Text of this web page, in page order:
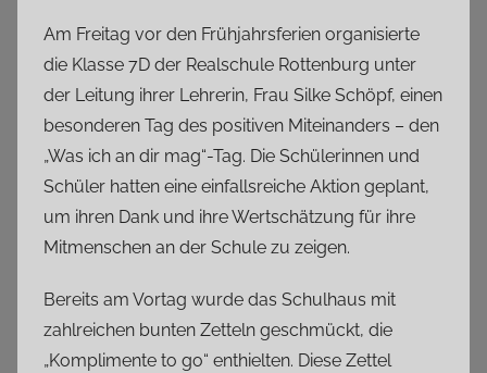
Am Freitag vor den Frühjahrsferien organisierte
die Klasse 7D der Realschule Rottenburg unter
der Leitung ihrer Lehrerin, Frau Silke Schöpf, einen
besonderen Tag des positiven Miteinanders – den
„Was ich an dir mag“-Tag. Die Schülerinnen und
Schüler hatten eine einfallsreiche Aktion geplant,
um ihren Dank und ihre Wertschätzung für ihre
Mitmenschen an der Schule zu zeigen.
Bereits am Vortag wurde das Schulhaus mit
zahlreichen bunten Zetteln geschmückt, die
„Komplimente to go“ enthielten. Diese Zettel